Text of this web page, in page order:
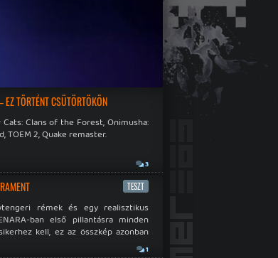
EZ TÖRTÉNT CSÜTÖRTÖKÖN
Cats: Clans of the Forest, Onimusha:
TOEM 2, Quake remaster.
3
TESZT
rémek és egy realisztikus
ban első pillantásra minden
kell, ez az összkép azonban
1